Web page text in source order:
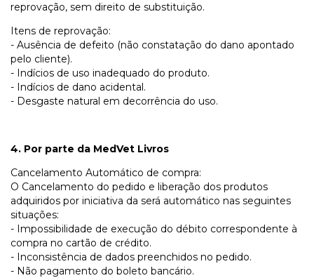
reprovação, sem direito de substituição.
Itens de reprovação:
- Ausência de defeito (não constatação do dano apontado
pelo cliente).
- Indícios de uso inadequado do produto.
- Indícios de dano acidental.
- Desgaste natural em decorrência do uso.
4. Por parte da MedVet Livros
Cancelamento Automático de compra:
O Cancelamento do pedido e liberação dos produtos
adquiridos por iniciativa da será automático nas seguintes
situações:
- Impossibilidade de execução do débito correspondente à
compra no cartão de crédito.
- Inconsistência de dados preenchidos no pedido.
- Não pagamento do boleto bancário.